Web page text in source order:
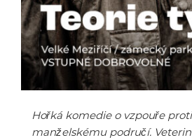
Hořká komedie o vzpouře
manželskému područí.